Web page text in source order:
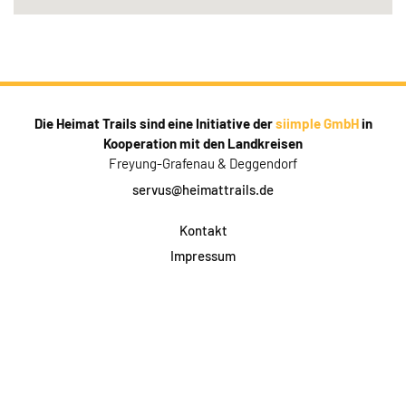
Die Heimat Trails sind eine Initiative dersiimple GmbHin
Kooperation mit den Landkreisen
Freyung-Grafenau & Deggendorf
servus@heimattrails.de
Kontakt
Impressum